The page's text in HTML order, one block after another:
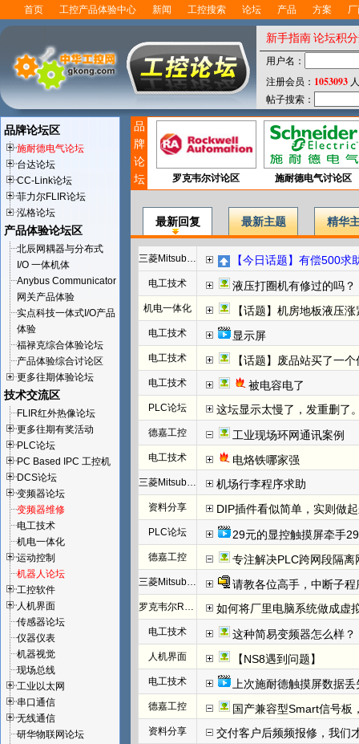
首页 工控产品体验中心 新闻 工控搜索 论坛 产品 方案
新手指南论坛积
用户名：
注册会员： 1053093
帖子搜索：
品牌论坛区
施耐德电气论坛
台达论坛
CC-Link论坛
菲力尔FLIR论坛
泓格论坛
产品体验论坛区
北辰网耦器与分布式
I/O 一体机体
Anybus Communicator
网关产品体验
实点科技一体式I/O产品
体验
福禄克综合体验论坛
产品体验综合讨论区
更多往期体验论坛
技术交流区
FLIR红外热像论坛
更多往期有奖活动
PLC论坛
PC Based IPC 工控机
DCS论坛
变频器论坛
变频器维修
电工技术
机电一体化
运动控制
机器人论坛
工控软件
人机界面
传感器论坛
仪器仪表
机器视觉
现场总线
工业以太网
串口通信
无线通信
研华物联网论坛
品
牌
论
坛
罗克韦尔讨论区 施耐德电气讨论区
最新回复 最新主题 精华
三菱Mitsubishi 【今日话题】有偿500
电工技术 液压打圈机有修过的吗？
机电一体化 【话题】机房地板液压
电工技术 显示屏
电工技术 【话题】废品站买了一
电工技术 被电容电了
PLC论坛 这坛显示太慢了，发重删了
德嘉工控 工业现场环网通讯案例
电工技术 电烙铁哪家强
三菱Mitsubishi 机场行李程序求助
资料分享 DIP插件看似简单，实则做
PLC论坛 29元的显控触摸屏牵手
德嘉工控 专注解决PLC跨网段隔离
三菱Mitsubishi 请教各位高手，中断子
罗克韦尔Rockwell(AB) 如何将厂里电脑系统做成虚
电工技术 这种简易变频器怎么样？
人机界面 【NS8遇到问题】
电工技术 上次施耐德触摸屏数据丢
德嘉工控 国产兼容型Smart信号板，通
资料分享 交付客户后频频报修，我们才